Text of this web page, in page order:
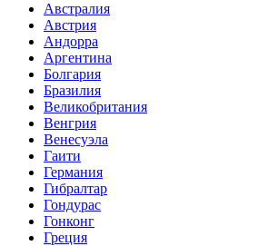
Австралия
Австрия
Андорра
Аргентина
Болгария
Бразилия
Великобритания
Венгрия
Венесуэла
Гаити
Германия
Гибралтар
Гондурас
Гонконг
Греция